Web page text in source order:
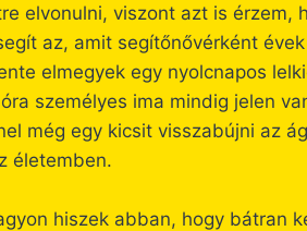
elvonulni, viszont azt is érzem,
az, amit segítőnővérként
elmegyek egy nyolcnapos
személyes ima mindig jelen
még egy kicsit visszabújni az
életemben.
hiszek abban, hogy bátran